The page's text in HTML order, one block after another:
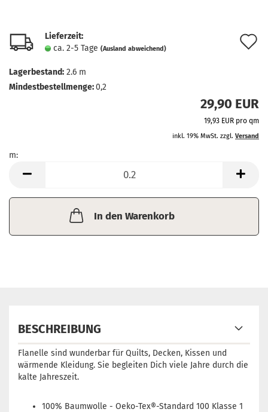
Lieferzeit:
ca. 2-5 Tage (Ausland abweichend)
Lagerbestand: 2.6 m
Mindestbestellmenge:0,2
29,90 EUR
19,93 EUR pro qm
inkl. 19% MwSt. zzgl. Versand
m:
In den Warenkorb
BESCHREIBUNG
Flanelle sind wunderbar für Quilts, Decken, Kissen und
wärmende Kleidung. Sie begleiten Dich viele Jahre durch die
kalte Jahreszeit.
100% Baumwolle - Oeko-Tex®-Standard 100 Klasse 1